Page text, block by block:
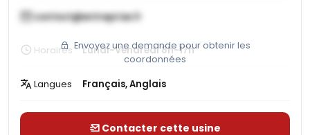
contact@entreprise.fr
Envoyez une demande pour obtenir les
coordonnées
Horaires Lundi-Vendredi 8h-17h
Langues Français, Anglais
Contacter cette usine